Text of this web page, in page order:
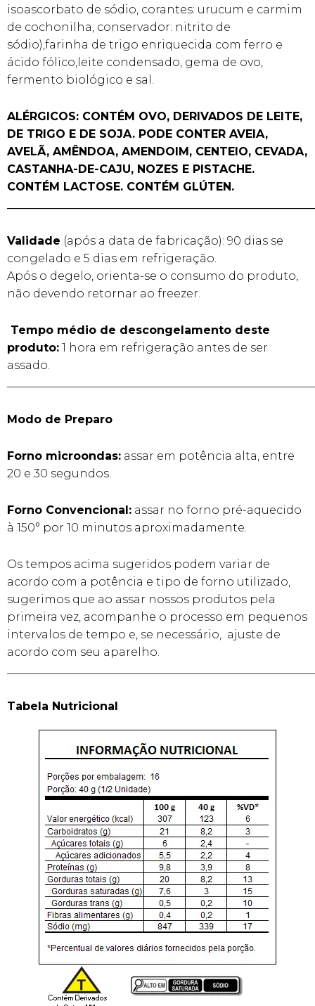
isoascorbato de sódio, corantes: urucum e carmim
de cochonilha, conservador: nitrito de
sódio),farinha de trigo enriquecida com ferro e
ácido fólico,leite condensado, gema de ovo,
fermento biológico e sal.
ALÉRGICOS: CONTÉM OVO, DERIVADOS DE LEITE,
DE TRIGO E DE SOJA. PODE CONTER AVEIA,
AVELÃ, AMÊNDOA, AMENDOIM, CENTEIO, CEVADA,
CASTANHA-DE-CAJU, NOZES E PISTACHE.
CONTÉM LACTOSE. CONTÉM GLÚTEN.
Validade (após a data de fabricação): 90 dias se
congelado e 5 dias em refrigeração.
Após o degelo, orienta-se o consumo do produto,
não devendo retornar ao freezer.
Tempo médio de descongelamento deste
produto: 1 hora em refrigeração antes de ser
assado.
Modo de Preparo
Forno microondas: assar em potência alta, entre
20 e 30 segundos.
Forno Convencional: assar no forno pré-aquecido
à 150° por 10 minutos aproximadamente.
Os tempos acima sugeridos podem variar de
acordo com a potência e tipo de forno utilizado,
sugerimos que ao assar nossos produtos pela
primeira vez, acompanhe o processo em pequenos
intervalos de tempo e, se necessário, ajuste de
acordo com seu aparelho.
Tabela Nutricional